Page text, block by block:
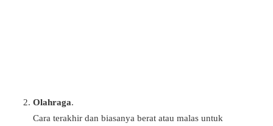
Olahraga.
Cara terakhir dan biasanya berat atau malas untuk